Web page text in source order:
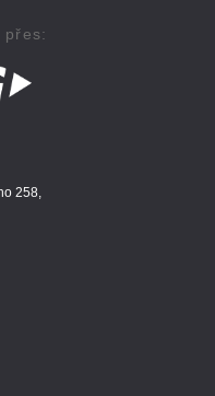
přes:
258,